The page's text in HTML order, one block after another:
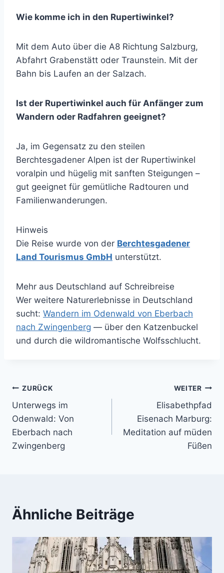
Wie komme ich in den Rupertiwinkel?
Mit dem Auto über die A8 Richtung Salzburg,
Abfahrt Grabenstätt oder Traunstein. Mit der
Bahn bis Laufen an der Salzach.
Ist der Rupertiwinkel auch für Anfänger zum
Wandern oder Radfahren geeignet?
Ja, im Gegensatz zu den steilen
Berchtesgadener Alpen ist der Rupertiwinkel
voralpin und hügelig mit sanften Steigungen –
gut geeignet für gemütliche Radtouren und
Familienwanderungen.
Hinweis
Die Reise wurde von der Berchtesgadener
Land Tourismus GmbH unterstützt.
Mehr aus Deutschland auf Schreibreise
Wer weitere Naturerlebnisse in Deutschland
sucht: Wandern im Odenwald von Eberbach
nach Zwingenberg — über den Katzenbuckel
und durch die wildromantische Wolfsschlucht.
Beitragsnavigation
ZURÜCK
Unterwegs im
Odenwald: Von
Eberbach nach
Zwingenberg
WEITER
Elisabethpfad
Eisenach Marburg:
Meditation auf müden
Füßen
Ähnliche Beiträge